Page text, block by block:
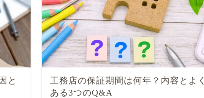
と
工務店の保証期間は何年？内容とよく
ある3つのQ&A